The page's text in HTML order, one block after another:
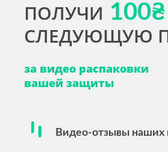
ПОЛУЧИ 100₴
СЛЕДУЮЩУЮ
за видео распаковки
вашей защиты
Видео-отзывы наших